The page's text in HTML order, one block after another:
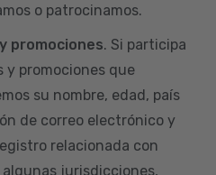
o patrocinamos.
promociones. Si participa
y promociones que
su nombre, edad, país
de correo electrónico y
relacionada con
jurisdicciones,